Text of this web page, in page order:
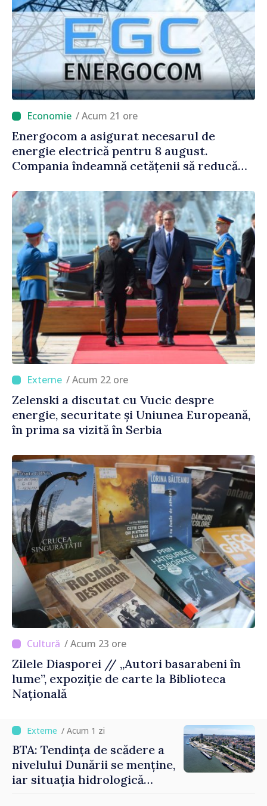
/ Acum 21 ore
Energocom a asigurat necesarul de
energie electrică pentru 8 august.
Compania îndeamnă cetățenii să reducă
/ Acum 22 ore
Zelenski a discutat cu Vucic despre
energie, securitate și Uniunea Europeană,
în prima sa vizită în Serbia
/ Acum 23 ore
Zilele Diasporei // „Autori basarabeni în
lume”, expoziție de carte la Biblioteca
Națională
/ Acum 1 zi
BTA: Tendința de scădere a
nivelului Dunării se menține,
iar situația hidrologică